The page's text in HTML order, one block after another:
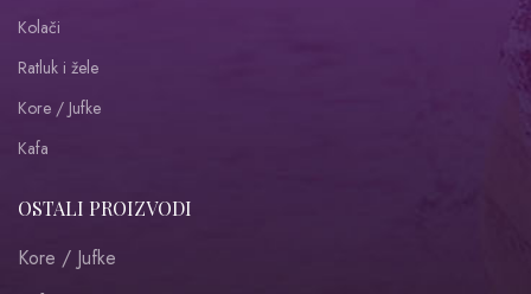
Kolači
Ratluk i žele
Kore / Jufke
Kafa
OSTALI PROIZVODI
Kore / Jufke